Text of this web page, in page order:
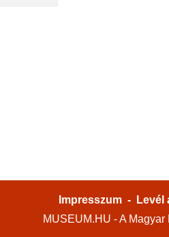
Impresszum -
Levél
MUSEUM.HU - A